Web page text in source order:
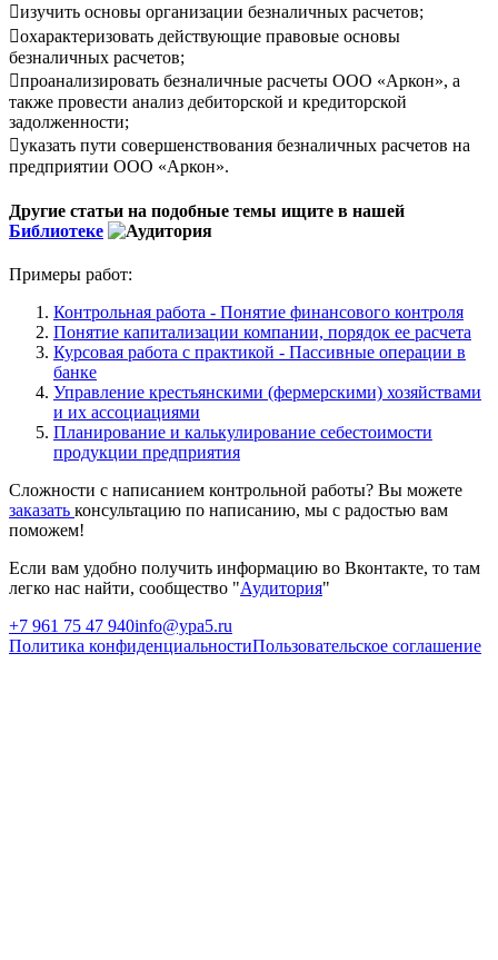
изучить основы организации безналичных расчетов;
охарактеризовать действующие правовые основы
безналичных расчетов;
проанализировать безналичные расчеты ООО «Аркон», а
также провести анализ дебиторской и кредиторской
задолженности;
указать пути совершенствования безналичных расчетов на
предприятии ООО «Аркон».
Другие статьи на подобные темы ищите в нашей
Библиотеке
Примеры работ:
Контрольная работа - Понятие финансового контроля
Понятие капитализации компании, порядок ее расчета
Курсовая работа с практикой - Пассивные операции в
банке
Управление крестьянскими (фермерскими) хозяйствами
и их ассоциациями
Планирование и калькулирование себестоимости
продукции предприятия
Сложности с написанием контрольной работы? Вы можете
заказать консультацию по написанию, мы с радостью вам
поможем!
Если вам удобно получить информацию во Вконтакте, то там
легко нас найти, сообщество "Аудитория"
+7 961 75 47 940info@ypa5.ru
Политика конфиденциальностиПользовательское соглашение